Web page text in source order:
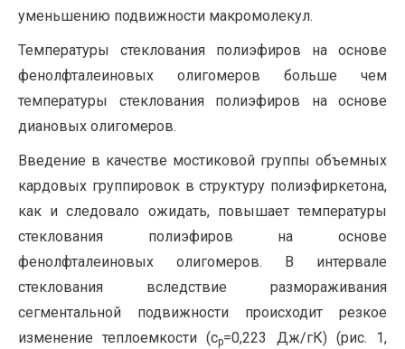
уменьшению подвижности макромолекул.
Температуры стеклования полиэфиров на основе
фенолфталеиновых олигомеров больше чем
температуры стеклования полиэфиров на основе
диановых олигомеров.
Введение в качестве мостиковой группы объемных
кардовых группировок в структуру полиэфиркетона,
как и следовало ожидать, повышает температуры
стеклования полиэфиров на основе
фенолфталеиновых олигомеров. В интервале
стеклования вследствие размораживания
сегментальной подвижности происходит резкое
изменение теплоемкости (ср=0,223 Дж/гК) (рис. 1,